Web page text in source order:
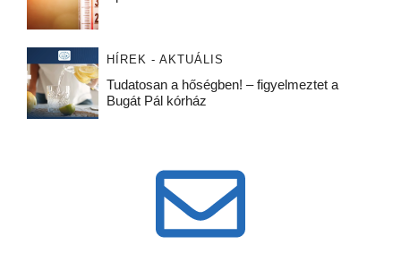
HÍREK - AKTUÁLIS
Tudatosan a hőségben! – figyelmeztet a
Bugát Pál kórház